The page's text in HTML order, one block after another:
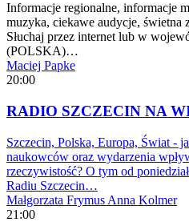
Informacje regionalne, informacje
muzyka, ciekawe audycje, świetna
Słuchaj przez internet lub w
(POLSKA)…
Maciej Papke
20:00
RADIO SZCZECIN NA
Szczecin, Polska, Europa, Świat -
naukowców oraz wydarzenia
rzeczywistość? O tym od
Radiu Szczecin…
Małgorzata Frymus Anna Kolmer
21:00